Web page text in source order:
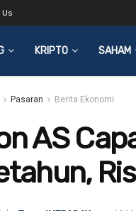
KRIPTO SAHAM
Pasaran Berita Ekonomi
AS